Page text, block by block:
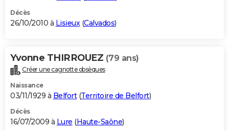
Décès
26/10/2010 à Lisieux(Calvados)
Yvonne THIRROUEZ (79 ans)
Créer une cagnotte obsèques
Naissance
03/11/1929 à Belfort(Territoire de Belfort)
Décès
16/07/2009 à Lure (Haute-Saône)